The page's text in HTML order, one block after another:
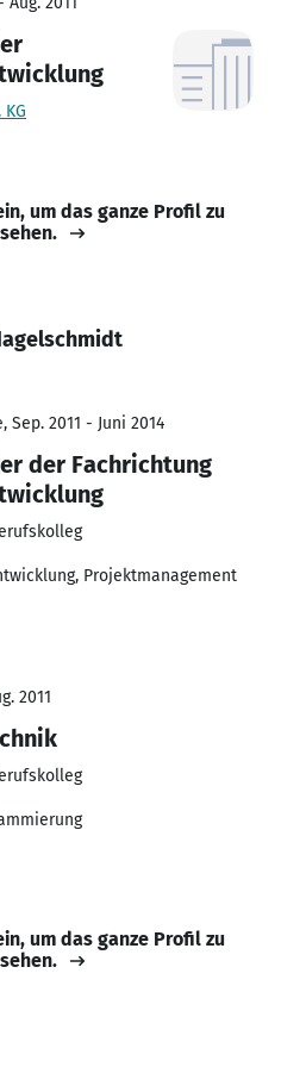
um das ganze Profil zu
sehen.
Sep. 2011 - Juni 2014
der Fachrichtung
Projektmanagement
2011
um das ganze Profil zu
sehen.